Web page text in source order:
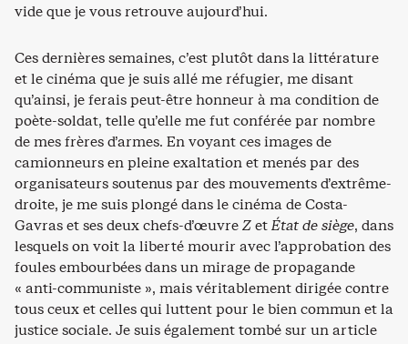
vide que je vous retrouve aujourd’hui.
Ces dernières semaines, c’est plutôt dans la littérature
et le cinéma que je suis allé me réfugier, me disant
qu’ainsi, je ferais peut-être honneur à ma condition de
poète-soldat, telle qu’elle me fut conférée par nombre
de mes frères d’armes. En voyant ces images de
camionneurs en pleine exaltation et menés par des
organisateurs soutenus par des mouvements d’extrême-
droite, je me suis plongé dans le cinéma de Costa-
Gavras et ses deux chefs-d’œuvreZetÉtat de siège, dans
lesquels on voit la liberté mourir avec l’approbation des
foules embourbées dans un mirage de propagande
« anti-communiste », mais véritablement dirigée contre
tous ceux et celles qui luttent pour le bien commun et la
justice sociale. Je suis également tombé sur un article